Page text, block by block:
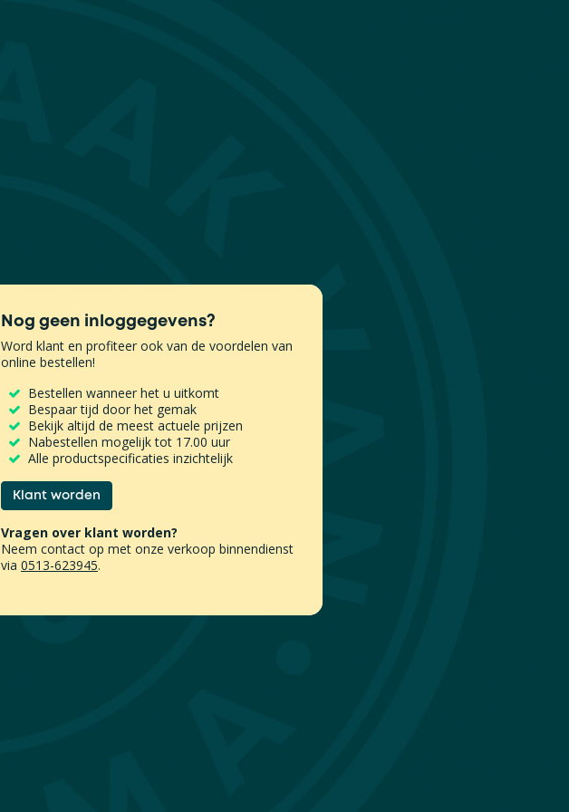
Nog geen inloggegevens?
Word klant en profiteer ook van de voordelen van
online bestellen!
Bestellen wanneer het u uitkomt
Bespaar tijd door het gemak
Bekijk altijd de meest actuele prijzen
Nabestellen mogelijk tot 17.00 uur
Alle productspecificaties inzichtelijk
Klant worden
Vragen over klant worden?
Neem contact op met onze verkoop binnendienst
via 0513-623945.